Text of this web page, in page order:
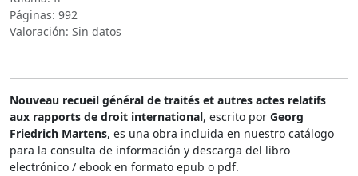
Páginas: 992
Valoración: Sin datos
Nouveau recueil général de traités et autres actes relatifs
aux rapports de droit international, escrito por Georg
Friedrich Martens, es una obra incluida en nuestro catálogo
para la consulta de información y descarga del libro
electrónico / ebook en formato epub o pdf.